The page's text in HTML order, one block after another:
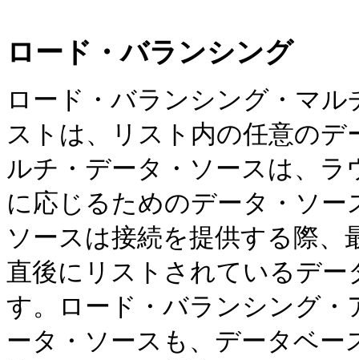
ロード・バランシング
ロード・バランシング・マ
ストは、リスト内の任意の
ルチ・データ・ソースは、
に応じるためのデータ・ソ
ソースは接続を提供する際
直後にリストされているデ
す。ロード・バランシング
ータ・ソースも、データベ